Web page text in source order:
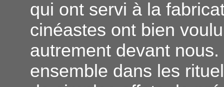
qui ont servi à la
cinéastes ont bien
autrement devant
ensemble dans les